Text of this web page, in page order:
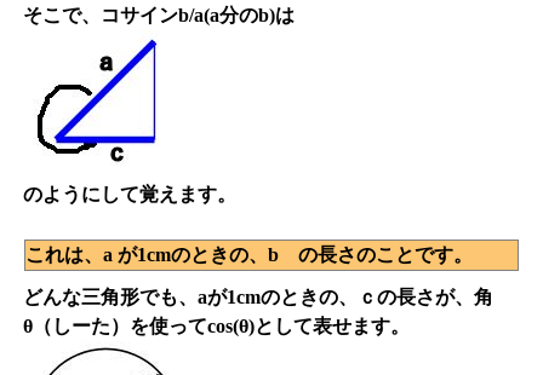
そこで、コサインb/a(a分のb)は
のようにして覚えます。
これは、a が1cmのときの、b の長さのことです。
どんな三角形でも、aが1cmのときの、ｃの長さが、角
θ（しーた）を使ってcos(θ)として表せます。